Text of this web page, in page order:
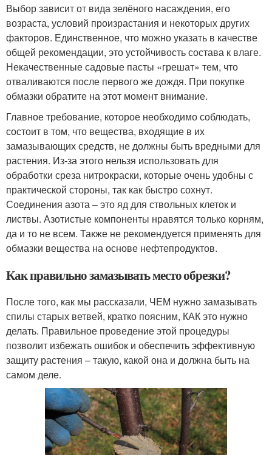
Выбор зависит от вида зелёного насаждения, его
возраста, условий произрастания и некоторых других
факторов. Единственное, что можно указать в качестве
общей рекомендации, это устойчивость состава к влаге.
Некачественные садовые пасты «грешат» тем, что
отваливаются после первого же дождя. При покупке
обмазки обратите на этот момент внимание.
Главное требование, которое необходимо соблюдать,
состоит в том, что вещества, входящие в их
замазывающих средств, не должны быть вредными для
растения. Из-за этого нельзя использовать для
обработки среза нитрокраски, которые очень удобны с
практической стороны, так как быстро сохнут.
Соединения азота – это яд для ствольных клеток и
листвы. Азотистые компоненты нравятся только корням,
да и то не всем. Также не рекомендуется применять для
обмазки вещества на основе нефтепродуктов.
Как правильно замазывать место обрезки?
После того, как мы рассказали, ЧЕМ нужно замазывать
спилы старых ветвей, кратко поясним, КАК это нужно
делать. Правильное проведение этой процедуры
позволит избежать ошибок и обеспечить эффективную
защиту растения – такую, какой она и должна быть на
самом деле.